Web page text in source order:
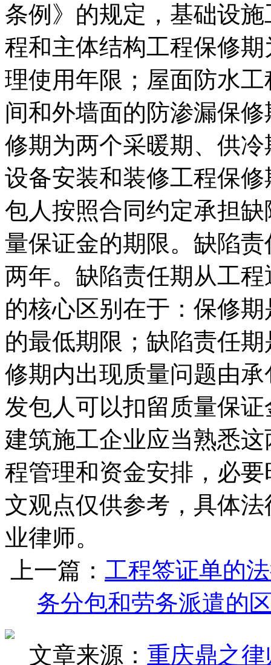
条例》的规定，基础设
程和主体结构工程保修
理使用年限；屋面防水
间和外墙面的防渗漏保
修期为两个采暖期、供
设备安装和装修工程保
包人按照合同约定承担
量保证金的期限。缺陷
两年。缺陷责任期从工
的核心区别在于：保修
的最低期限；缺陷责任
修期内出现质量问题由
发包人可以扣留质量保
建筑施工企业应当熟悉
程管理和资金安排，必
文观点仅供参考，具体
业律师。
上一篇： 工程签证单的
务分包和劳务派遣的
文章来源： 重庆鼎之